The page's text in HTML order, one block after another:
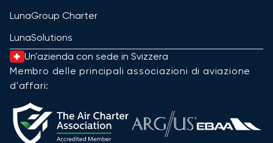
LunaGroup Charter
LunaSolutions
Un'azienda con sede in Svizzera
Membro delle principali associazioni di aviazione
d'affari: